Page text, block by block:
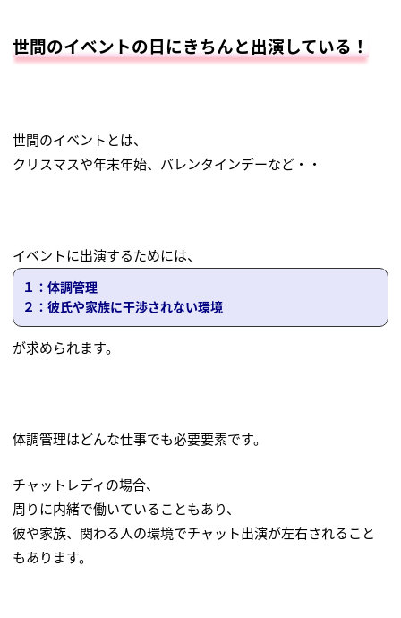
世間のイベントの日にきちんと出演している！
世間のイベントとは、
クリスマスや年末年始、バレンタインデーなど・・
イベントに出演するためには、
１：体調管理
２：彼氏や家族に干渉されない環境
が求められます。
体調管理はどんな仕事でも必要要素です。
チャットレディの場合、
周りに内緒で働いていることもあり、
彼や家族、関わる人の環境でチャット出演が左右されること
もあります。